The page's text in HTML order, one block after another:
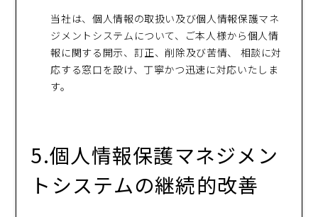
当社は、個人情報の取扱い及び個人情報保護マネ
ジメントシステムについて、ご本人様から個人情
報に関する開示、訂正、削除及び苦情、 相談に対
応する窓口を設け、丁寧かつ迅速に対応いたしま
す。
5.個人情報保護マネジメン
トシステムの継続的改善